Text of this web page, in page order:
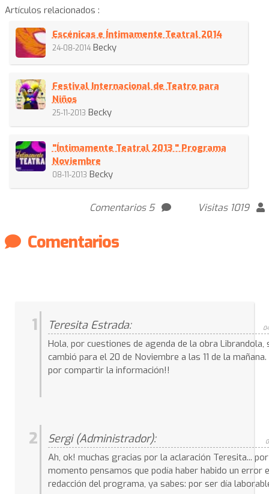
Artículos relacionados :
Escénicas e Íntimamente Teatral 2014
24-08-2014 Becky
Festival Internacional de Teatro para
Niños
25-11-2013 Becky
"Íntimamente Teatral 2013 " Programa
Noviembre
08-11-2013 Becky
Comentarios 5 Visitas 1019
Comentarios
1 Teresita Estrada:
Hola, por cuestiones de agenda de la obra Librandola,
cambió para el 20 de Noviembre a las 11 de la mañana.
por compartir la información!!
2 Sergi (Administrador):
Ah, ok! muchas gracias por la aclaración Teresita...
momento pensamos que podía haber habido un error
redacción del programa, ya sabes: por ser día